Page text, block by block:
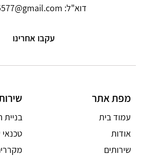
דוא"ל: iceman5577@gmail.com
עקבו אחרינו
מפת אתר
עמוד בית
אודות
שירותים
בניית
טכנאי